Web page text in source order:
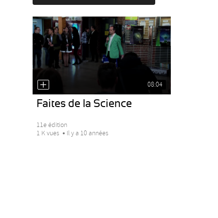
08:04
Faites de la Science
11e édition
1 K vues
Il y a 10 années